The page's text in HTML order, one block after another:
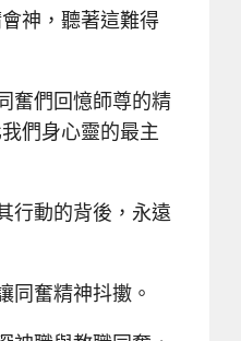
神，聽著這難得
奮們回憶師尊的精
們身心靈的最主
行動的背後，永遠
同奮精神抖擻。